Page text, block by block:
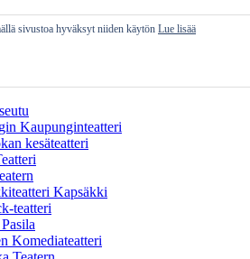
Kaupunginteatteri
kesäteatteri
Kapsäkki
teatteri
Komediateatteri
sivustoa hyväksyt niiden käytön Lue lisää